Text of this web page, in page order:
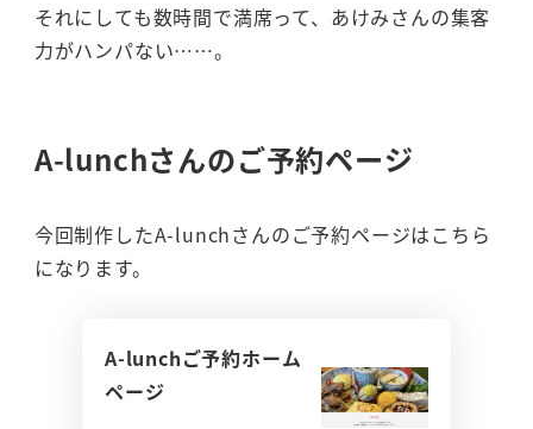
それにしても数時間で満席って、あけみさんの集客
力がハンパない……。
A-lunchさんのご予約ページ
今回制作したA-lunchさんのご予約ページはこちら
になります。
A-lunchご予約ホーム
ページ